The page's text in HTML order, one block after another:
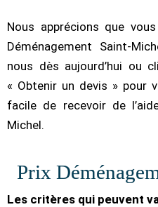
Nous apprécions que
Déménagement Saint-
nous dès aujourd’hui ou
« Obtenir un devis » pour
facile de recevoir de
Michel.
Prix
Les critères qui peuvent